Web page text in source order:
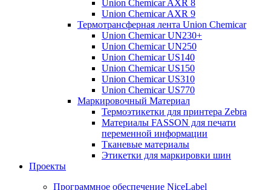
Union Chemicar AXR 8
Union Chemicar AXR 9
Термотрансферная лента Union Chemicar
Union Chemicar UN230+
Union Chemicar UN250
Union Chemicar US140
Union Chemicar US150
Union Chemicar US310
Union Chemicar US770
Маркировочный Материал
Термоэтикетки для принтера Zebra
Материалы FASSON для печати
переменной информации
Тканевые материалы
Этикетки для маркировки шин
Проекты
Программное обеспечение NiceLabel